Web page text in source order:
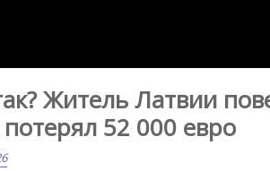
Житель Латвии
52 000 евро